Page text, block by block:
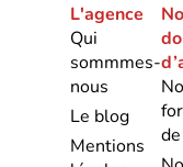
L'agence
Qui
sommmes-
nous
Le blog
Mentions